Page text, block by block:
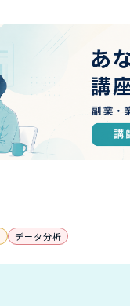
データ分析